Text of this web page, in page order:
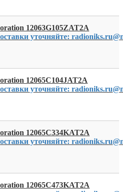
12063G105ZAT2A
уточняйте:
12065C104JAT2A
уточняйте:
12065C334KAT2A
уточняйте:
12065C473KAT2A